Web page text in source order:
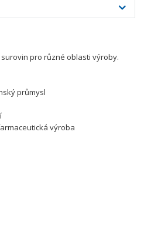
pro různé oblasti výroby.
průmysl
výroba